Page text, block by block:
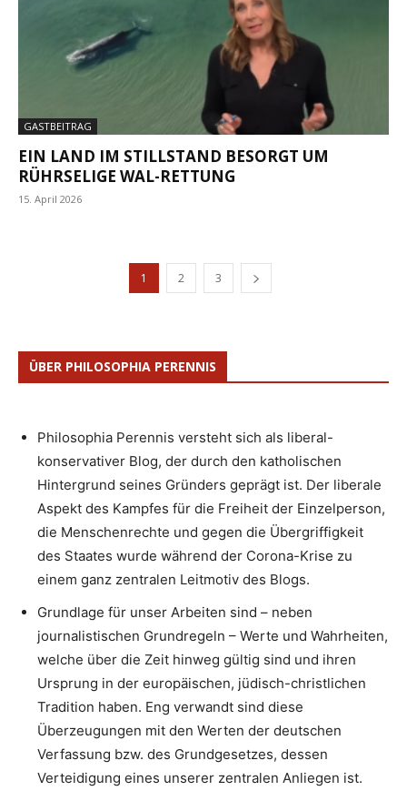
GASTBEITRAG
EIN LAND IM STILLSTAND BESORGT UM
RÜHRSELIGE WAL-RETTUNG
15. April 2026
1 2 3
ÜBER PHILOSOPHIA PERENNIS
Philosophia Perennis versteht sich als liberal-
konservativer Blog, der durch den katholischen
Hintergrund seines Gründers geprägt ist. Der liberale
Aspekt des Kampfes für die Freiheit der Einzelperson,
die Menschenrechte und gegen die Übergriffigkeit
des Staates wurde während der Corona-Krise zu
einem ganz zentralen Leitmotiv des Blogs.
Grundlage für unser Arbeiten sind – neben
journalistischen Grundregeln – Werte und Wahrheiten,
welche über die Zeit hinweg gültig sind und ihren
Ursprung in der europäischen, jüdisch-christlichen
Tradition haben. Eng verwandt sind diese
Überzeugungen mit den Werten der deutschen
Verfassung bzw. des Grundgesetzes, dessen
Verteidigung eines unserer zentralen Anliegen ist.